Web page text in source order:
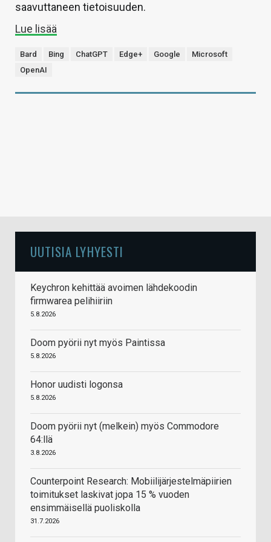
saavuttaneen tietoisuuden.
Lue lisää
Bard Bing ChatGPT Edge+ Google
Microsoft
OpenAI
UUTISIA LYHYESTI
Keychron kehittää avoimen lähdekoodin
firmwarea pelihiiriin
5.8.2026
Doom pyörii nyt myös Paintissa
5.8.2026
Honor uudisti logonsa
5.8.2026
Doom pyörii nyt (melkein) myös Commodore
64:llä
3.8.2026
Counterpoint Research: Mobiilijärjestelmäpiirien
toimitukset laskivat jopa 15 % vuoden
ensimmäisellä puoliskolla
31.7.2026